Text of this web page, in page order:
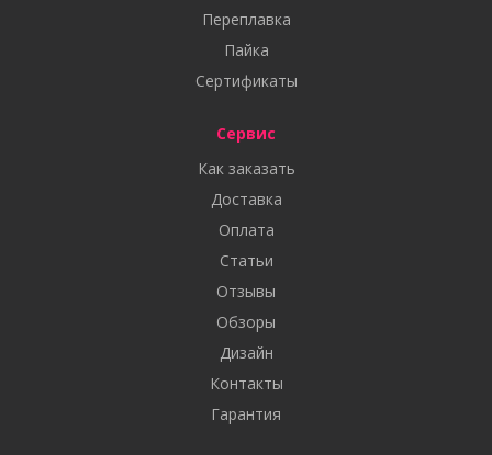
Переплавка
Пайка
Сертификаты
Сервис
Как заказать
Доставка
Оплата
Статьи
Отзывы
Обзоры
Дизайн
Контакты
Гарантия